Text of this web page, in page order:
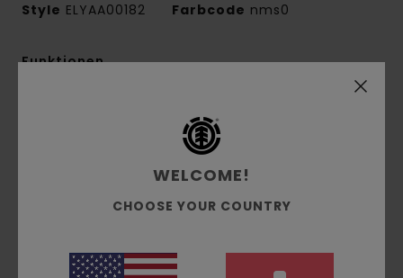
Style ELYAA00182 Farbcode nms0
Funktionen
Baumwolle, Polyester und Elastan
Sich abhebendes Jacquard-Muster und
Engmaschiger feuchtigkeitsabweisender
WELCOME!
CHOOSE YOUR COUNTRY